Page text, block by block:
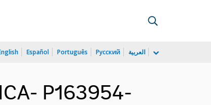
Español Português Русский العربية
P163954-